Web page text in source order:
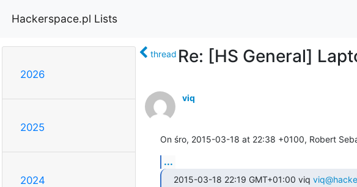
Hackerspace.pl Lists
2026
2025
2024
thread Re: [HS General]
viq
On śro, 2015-03-18 at 22:38 +0100, Robert
...
2015-03-18 22:19 GMT+01:00 viq